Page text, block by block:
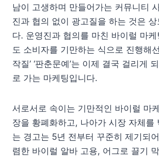
남이 고생하며 만들어가는 커뮤니티
진과 협의 없이 광고질을 하는 것은
다. 운영진과 협의를 마친 바이럴 마
도 소비자를 기만하는 식으로 진행해
작질’ ‘판춘문예’는 이제 결국 걸리게
로 가는 마케팅입니다.
서로서로 속이는 기만적인 바이럴 마
장을 황폐화하고, 나아가 시장 자체를
는 경고는 5년 전부터 꾸준히 제기되
렴한 바이럴 알바 고용, 어그로 끌기